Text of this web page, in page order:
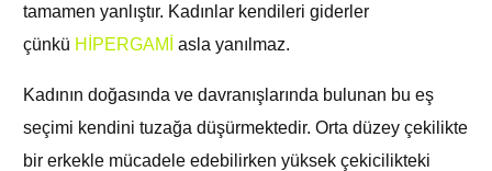
tamamen yanlıştır. Kadınlar kendileri giderler
çünkü HİPERGAMİ asla yanılmaz.
Kadının doğasında ve davranışlarında bulunan bu eş
seçimi kendini tuzağa düşürmektedir. Orta düzey çekilikte
bir erkekle mücadele edebilirken yüksek çekicilikteki